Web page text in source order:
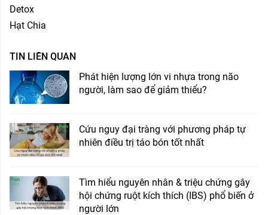
Detox
Hạt Chia
TIN LIÊN QUAN
Phát hiện lượng lớn vi nhựa trong não
người, làm sao để giảm thiểu?
Cứu nguy đại tràng với phương pháp tự
nhiên điều trị táo bón tốt nhất
Tìm hiểu nguyên nhân & triệu chứng gây
hội chứng ruột kích thích (IBS) phổ biến ở
người lớn